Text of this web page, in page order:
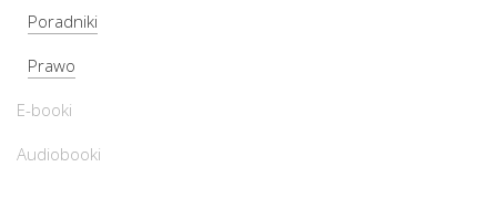
Poradniki
Prawo
E-booki
Audiobooki